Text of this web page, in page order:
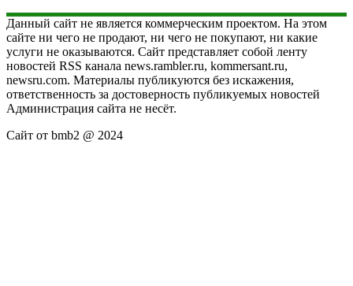
Данный сайт не является коммерческим проектом. На этом
сайте ни чего не продают, ни чего не покупают, ни какие
услуги не оказываются. Сайт представляет собой ленту
новостей RSS канала news.rambler.ru, kommersant.ru,
newsru.com. Материалы публикуются без искажения,
ответственность за достоверность публикуемых новостей
Администрация сайта не несёт.
Сайт от bmb2 @ 2024